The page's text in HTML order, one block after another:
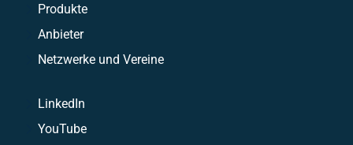
Produkte
Anbieter
Netzwerke und Vereine
LinkedIn
YouTube